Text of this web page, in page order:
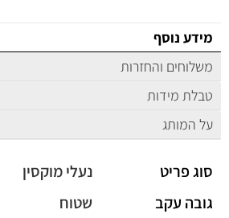
מידע נוסף
משלוחים והחזרות
טבלת מידות
על המותג
סוג פריט
נעלי מוקסין
גובה עקב
שטוח